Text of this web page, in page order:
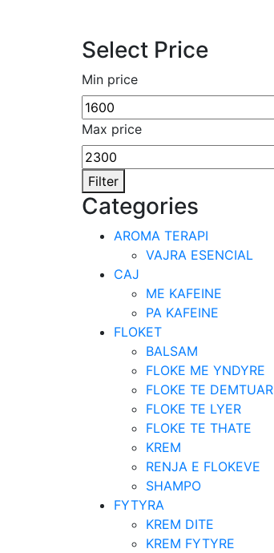
Select Price
Min price
Max price
Filter
Categories
AROMA TERAPI
VAJRA ESENCIAL
CAJ
ME KAFEINE
PA KAFEINE
FLOKET
BALSAM
FLOKE ME YNDYRE
FLOKE TE DEMTUAR
FLOKE TE LYER
FLOKE TE THATE
KREM
RENJA E FLOKEVE
SHAMPO
FYTYRA
KREM DITE
KREM FYTYRE